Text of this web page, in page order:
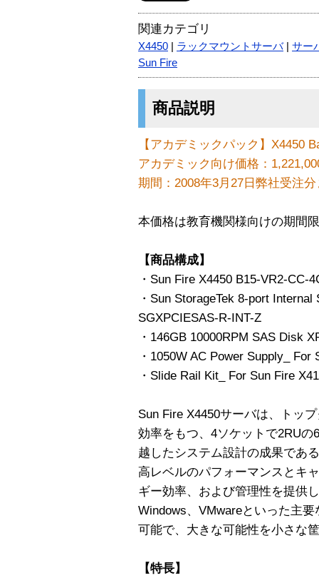
関連カテゴリ
X4450 ラックマウントサーバ| サー
Sun Fire
商品説明
【アカデミックパック】X4450
アカデミック向け価格：
期間：2008年3月27日弊社受注
本価格は教育機関様向けの期間
【商品構成】
・Sun Fire X4450 B15-VR2-CC-
・Sun StorageTek 8-port
SGXPCIESAS-R-INT-Z
・146GB 10000RPM SAS Disk
・1050W AC Power Supply_ For
・Slide Rail Kit_ For Sun Fire
Sun Fire X4450サーバは、トッ
効率をもつ、4ソケットで2RU
越したシステム設計の成果であ
高レベルのパフォーマンスとキ
ギー効率、および管理性を提供
Windows、VMwareといった主
可能で、大きな可能性を小さな
【特長】